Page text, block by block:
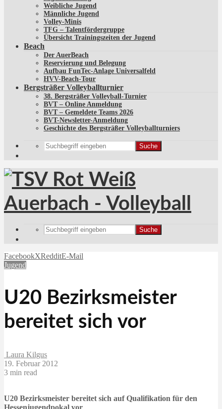
Weibliche Jugend
Männliche Jugend
Volley-Minis
TFG – Talentfördergruppe
Übersicht Trainingszeiten der Jugend
Beach
Der AuerBeach
Reservierung und Belegung
Aufbau FunTec-Anlage Universalfeld
HVV-Beach-Tour
Bergsträßer Volleyballturnier
38. Bergsträßer Volleyball-Turnier
BVT – Online Anmeldung
BVT – Gemeldete Teams 2026
BVT-Newsletter-Anmeldung
Geschichte des Bergsträßer Volleyballturniers
Suche
Suche
FacebookXRedditE-Mail
Jugend
U20 Bezirksmeister
bereitet sich vor
Laura Kilgus
19. Februar 2012
3 min read
U20 Bezirksmeister bereitet sich auf Qualifikation für den